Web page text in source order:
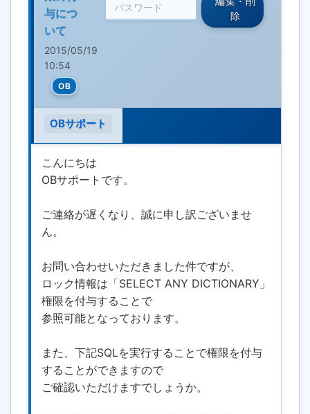
与につ
いて
2015/05/19
10:54
OB
除
OBサポート
こんにちは
OBサポートです。
ご連絡が遅くなり、誠に申し訳ございませ
ん。
お問い合わせいただきました件ですが、
ロック情報は「SELECT ANY DICTIONARY」
権限を付与することで
参照可能となっております。
また、下記SQLを実行することで権限を付与
することができますので
ご確認いただけますでしょうか。